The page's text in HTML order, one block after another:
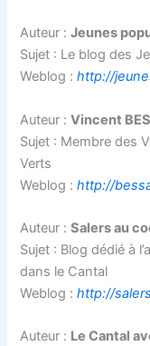
Auteur :Jeunes
Sujet : Le blog des
Weblog :http://
Auteur :Vincent
Sujet : Membre des
Verts
Weblog :http://
Auteur :Salers au
Sujet : Blog dédié à
dans le Cantal
Weblog :http://
Auteur : Le Cantal